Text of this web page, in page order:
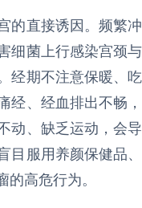
的直接诱因。频繁
细菌上行感染宫颈
经期不注意保暖、
经、经血排出不畅
动、缺乏运动，会
目服用养颜保健品
高危行为。